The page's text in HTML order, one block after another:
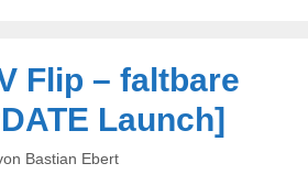
Flip – faltbare
Launch]
Bastian Ebert